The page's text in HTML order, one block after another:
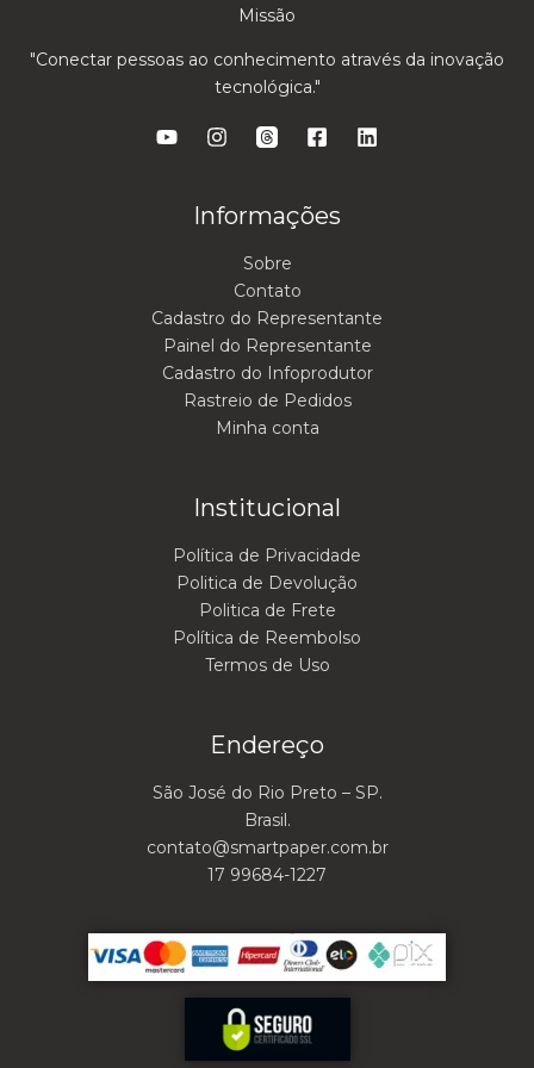
Missão
"Conectar pessoas ao conhecimento através da inovação
tecnológica."
Informações
Sobre
Contato
Cadastro do Representante
Painel do Representante
Cadastro do Infoprodutor
Rastreio de Pedidos
Minha conta
Institucional
Política de Privacidade
Politica de Devolução
Politica de Frete
Política de Reembolso
Termos de Uso
Endereço
São José do Rio Preto – SP.
Brasil.
contato@smartpaper.com.br
17 99684-1227